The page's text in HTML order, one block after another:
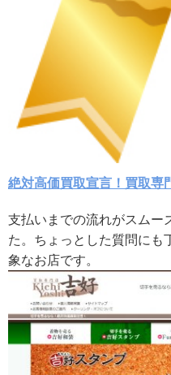
絶対高価買取宣言！買取専
支払いまでの流れがスムー
た。ちょっとした質問にも
象なお店です。